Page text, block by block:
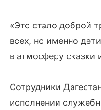
«Это стало доброй
всех, но именно
в атмосферу сказки
Сотрудники
исполнении